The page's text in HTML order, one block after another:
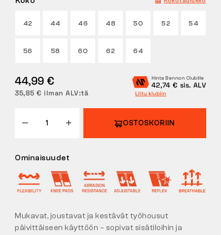
42 44 46 48 50 52 54
56 58 60 62 64
44,99 €
35,85 € ilman ALV:tä
Hinta Bennon Clubille
42,74 € sis. ALV
Liity klubiin
OSTOSKORIIN
Ominaisuudet
Mukavat, joustavat ja kestävät työhousut
päivittäiseen käyttöön – sopivat sisätiloihin ja